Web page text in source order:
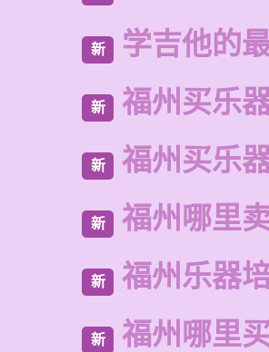
新 学吉他的
新 福州买乐
新 福州买乐
新 福州哪里
新 福州乐器
新 福州哪里